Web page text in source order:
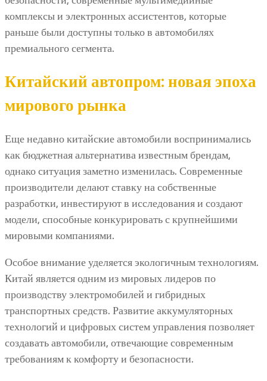
комплексы и электронных ассистентов, которые
раньше были доступны только в автомобилях
премиального сегмента.
Китайский автопром: новая эпоха
мирового рынка
Еще недавно китайские автомобили воспринимались
как бюджетная альтернатива известным брендам,
однако ситуация заметно изменилась. Современные
производители делают ставку на собственные
разработки, инвестируют в исследования и создают
модели, способные конкурировать с крупнейшими
мировыми компаниями.
Особое внимание уделяется экологичным технологиям.
Китай является одним из мировых лидеров по
производству электромобилей и гибридных
транспортных средств. Развитие аккумуляторных
технологий и цифровых систем управления позволяет
создавать автомобили, отвечающие современным
требованиям к комфорту и безопасности.